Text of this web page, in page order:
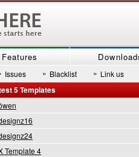
Features
Issues » Blacklist » Link us
5 Templates
Template 4